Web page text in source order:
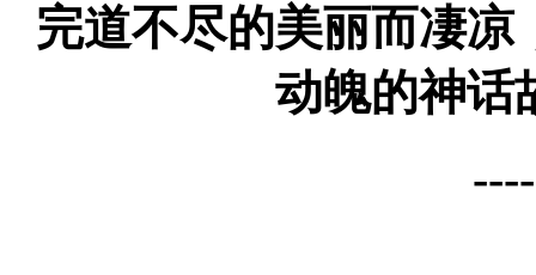
完道不尽的美丽而凄
动魄的神话
-------摘选